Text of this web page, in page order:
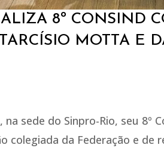
8º CONSIND
MOTTA E
na sede do Sinpro-Rio, seu
colegiada da Federação e de